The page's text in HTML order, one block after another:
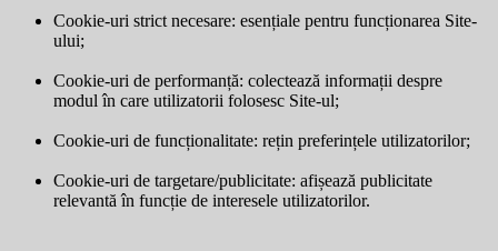
Cookie-uri strict necesare: esențiale pentru funcționarea Site-
ului;
Cookie-uri de performanță: colectează informații despre
modul în care utilizatorii folosesc Site-ul;
Cookie-uri de funcționalitate: rețin preferințele utilizatorilor;
Cookie-uri de targetare/publicitate: afișează publicitate
relevantă în funcție de interesele utilizatorilor.